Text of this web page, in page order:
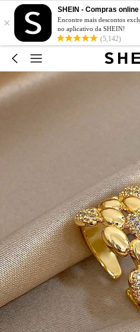
×
SHEIN - Compras
Encontre mais descontos
no aplicativo da SHEIN!
(5,142)